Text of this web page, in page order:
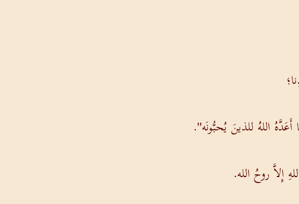
اللهُ للذينَ يُحبُّونَه".
إِلاَّ روحُ الله.